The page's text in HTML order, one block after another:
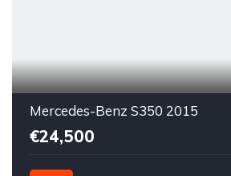
Mercedes-Benz S350 2015
€24,500